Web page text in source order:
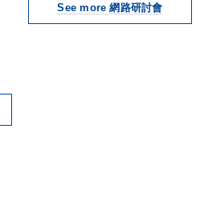
See more 網路研討會